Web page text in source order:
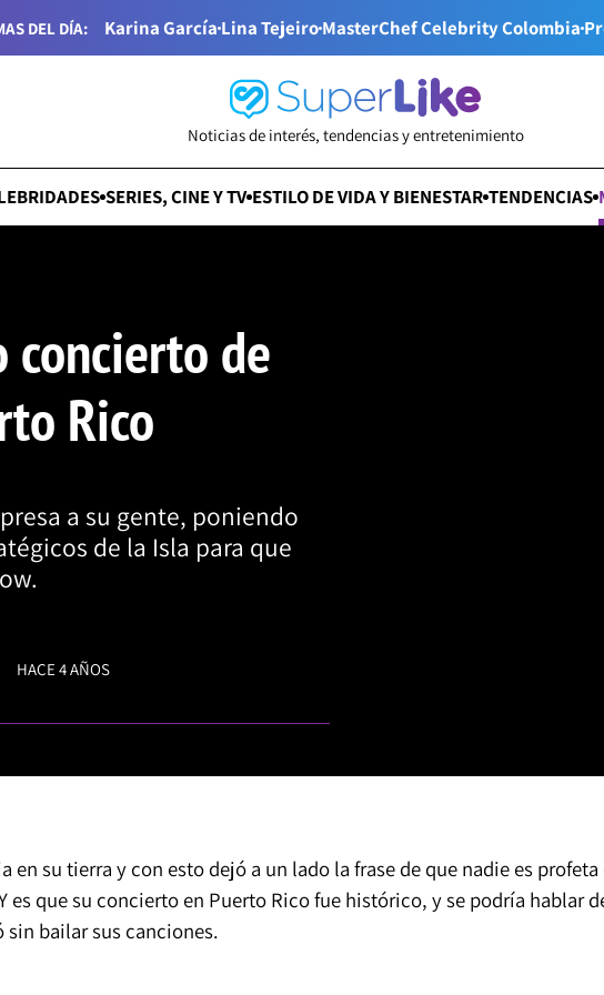
DEL DÍA: Karina GarcíaLina TejeiroMasterChef Celebrity Colombia
Noticias de interés, tendencias y entretenimiento
SERIES, CINE Y TV ESTILO DE VIDA Y BIENESTAR TENDENCIAS
de
Rico
a su gente, poniendo
de la Isla para que
HACE 4 AÑOS
en su tierra y con esto dejó a un lado la frase de que nadie es profeta
es que su concierto en Puerto Rico fue histórico, y se podría hablar
sin bailar sus canciones.